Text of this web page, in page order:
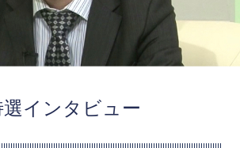
選インタビュー